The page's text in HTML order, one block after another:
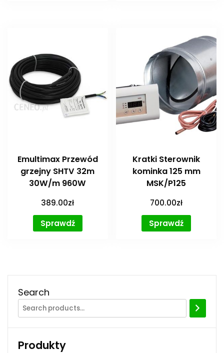
Emultimax Przewód
grzejny SHTV 32m
30W/m 960W
389.00zł
Sprawdź
Kratki Sterownik
kominka 125 mm
MSK/P125
700.00zł
Sprawdź
Search
Produkty